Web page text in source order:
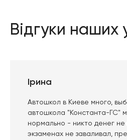
Відгуки наших
Ірина
Автошкол в Киеве много,
автошкола "Константа-ГС"
нормально - никто денег не
экзаменах не заваливал,